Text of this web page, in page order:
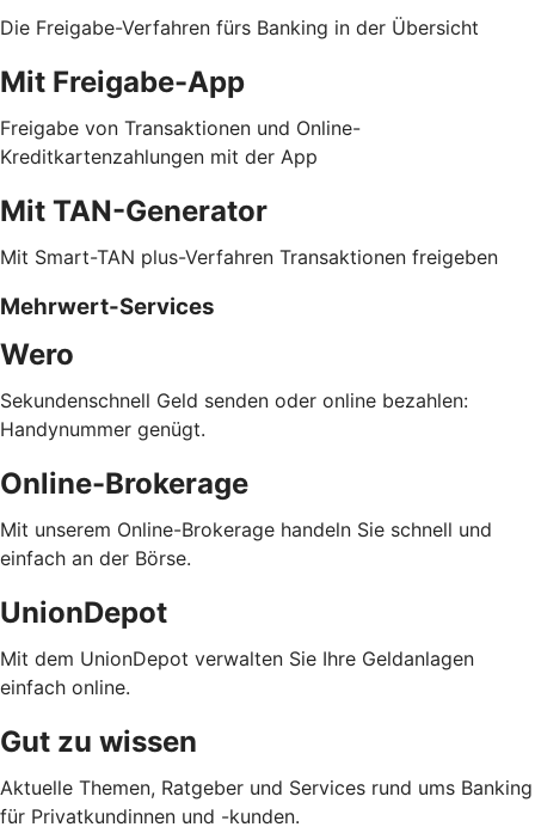
Die Freigabe-Verfahren fürs Banking in der Übersicht
Mit Freigabe-App
Freigabe von Transaktionen und Online-
Kreditkartenzahlungen mit der App
Mit TAN-Generator
Mit Smart-TAN plus-Verfahren Transaktionen freigeben
Mehrwert-Services
Wero
Sekundenschnell Geld senden oder online bezahlen:
Handynummer genügt.
Online-Brokerage
Mit unserem Online-Brokerage handeln Sie schnell und
einfach an der Börse.
UnionDepot
Mit dem UnionDepot verwalten Sie Ihre Geldanlagen
einfach online.
Gut zu wissen
Aktuelle Themen, Ratgeber und Services rund ums Banking
für Privatkundinnen und -kunden.